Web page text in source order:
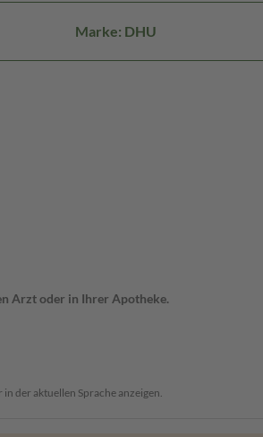
Marke: DHU
Arzt oder in Ihrer Apotheke.
der aktuellen Sprache anzeigen.